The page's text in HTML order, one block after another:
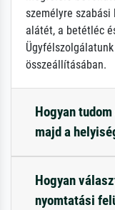
személyre
alátét, a betétléc
összeállításában.
Hogyan
majd a
Hogyan
nyomtatási